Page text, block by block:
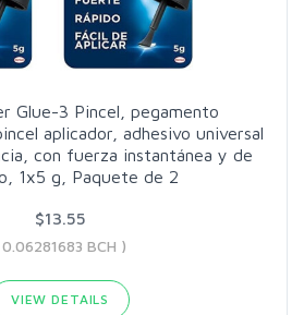
Glue-3 Pincel, pegamento
aplicador, adhesivo universal
con fuerza instantánea y de
1x5 g, Paquete de 2
$13.55
BCH )
VIEW DETAILS